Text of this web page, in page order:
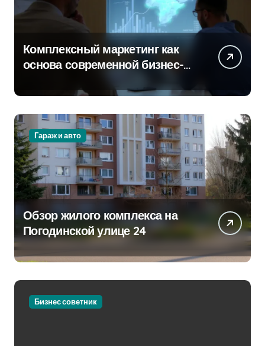
Комплексный маркетинг как
основа современной бизнес-
Гараж и авто
Обзор жилого комплекса на
Погодинской улице 24
Бизнес советник